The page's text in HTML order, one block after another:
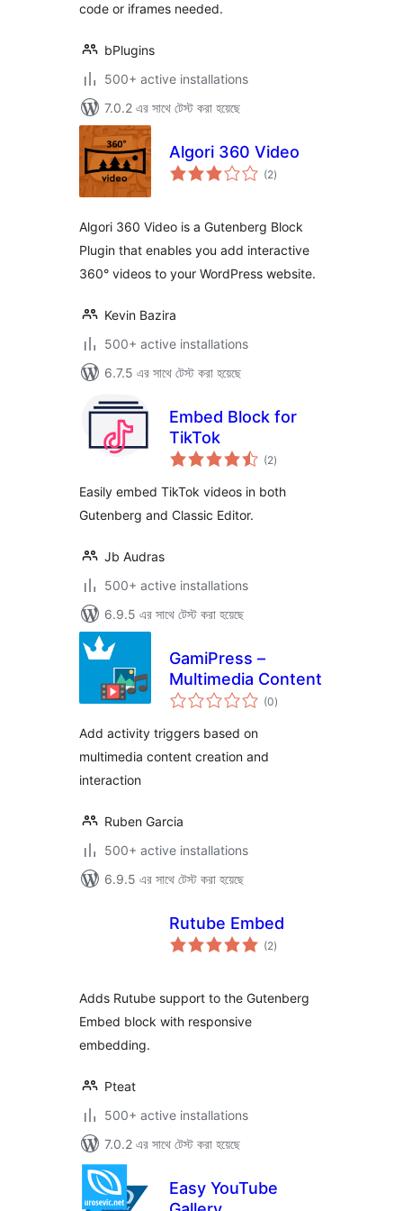
code or iframes needed.
bPlugins
500+ active installations
7.0.2 এর সাথে টেস্ট করা হয়েছে
Algori 360 Video
(2total
ratings
)
Algori 360 Video is a Gutenberg Block
Plugin that enables you add interactive
360° videos to your WordPress website.
Kevin Bazira
500+ active installations
6.7.5 এর সাথে টেস্ট করা হয়েছে
Embed Block for
TikTok
(2total
ratings
)
Easily embed TikTok videos in both
Gutenberg and Classic Editor.
Jb Audras
500+ active installations
6.9.5 এর সাথে টেস্ট করা হয়েছে
GamiPress –
Multimedia Content
(0total
ratings
)
Add activity triggers based on
multimedia content creation and
interaction
Ruben Garcia
500+ active installations
6.9.5 এর সাথে টেস্ট করা হয়েছে
Rutube Embed
(2total
ratings
)
Adds Rutube support to the Gutenberg
Embed block with responsive
embedding.
Pteat
500+ active installations
7.0.2 এর সাথে টেস্ট করা হয়েছে
Easy YouTube